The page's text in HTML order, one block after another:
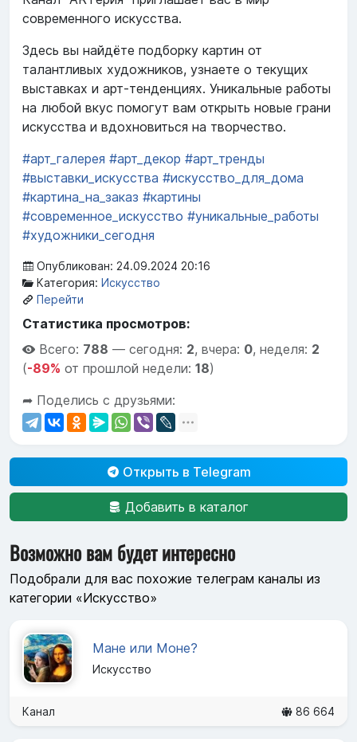
современного искусства.
Здесь вы найдёте подборку картин от
талантливых художников, узнаете о текущих
выставках и арт-тенденциях. Уникальные работы
на любой вкус помогут вам открыть новые грани
искусства и вдохновиться на творчество.
#арт_галерея #арт_декор #арт_тренды
#выставки_искусства #искусство_для_дома
#картина_на_заказ #картины
#современное_искусство #уникальные_работы
#художники_сегодня
Опубликован: 24.09.2024 20:16
Категория: Искусство
Перейти
Статистика просмотров:
Всего: 788 — сегодня: 2, вчера: 0, неделя: 2
(-89% от прошлой недели: 18)
➦ Поделись с друзьями:
Открыть в Telegram
Добавить в каталог
Возможно вам будет интересно
Подобрали для вас похожие телеграм каналы из
категории «Искусство»
Мане или Моне?
Искусство
Канал 86 664